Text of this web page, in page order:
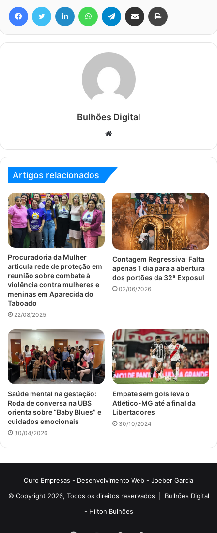
FacebookTwitter Linkedin WhatsAppTelegram Compartilhar via e-mail
Bulhões Digital
Website
Artigos relacionados
Procuradoria da Mulher
articula rede de proteção em
reunião sobre combate à
violência contra mulheres e
meninas em Aparecida do
Taboado
22/08/2025
Contagem Regressiva: Falta
apenas 1 dia para a abertura
dos portões da 32ª Exposul
02/06/2026
Saúde mental na gestação:
Roda de conversa na UBS
orienta sobre “Baby Blues” e
cuidados emocionais
30/04/2026
Empate sem gols leva o
Atlético-MG até a final da
Libertadores
30/10/2024
Ouro Empresas - Desenvolvimento Web - Joeber Garcia
© Copyright 2026, Todos os direitos reservados | Bulhões Digital
- Hilton Bulhões